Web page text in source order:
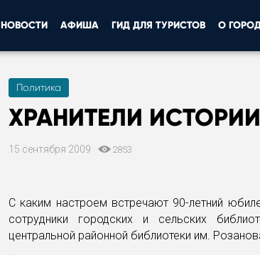
НОВОСТИ АФИША ГИД ДЛЯ ТУРИСТОВ О
Политика
ХРАНИТЕЛИ
15 сентября 2009 2853
С каким настроем встречают 90-летний
сотрудники городских и сельских
центральной районной библиотеки им.